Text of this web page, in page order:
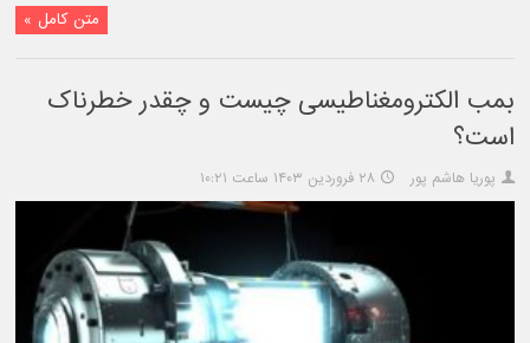
متن کامل »
بمب الکترومغناطیسی چیست و چقدر خطرناک
است؟
پوریا هاشم پور ۲۸ فروردین ۱۴۰۳ ساعت ۱۰:۲۱